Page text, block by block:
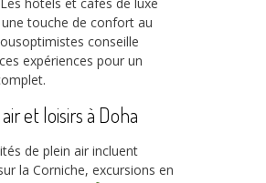
hôtels et cafés de luxe
touche de confort au
conseille
expériences pour un
et loisirs à Doha
de plein air incluent
la Corniche, excursions en